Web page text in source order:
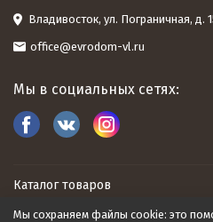
Владивосток, ул. Пограничная, д.
office@evrodom-vl.ru
Мы в социальных сетях:
Каталог товаров
Мы сохраняем файлы cookie: это